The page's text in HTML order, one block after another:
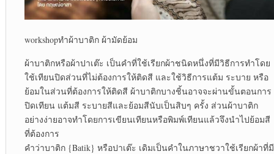
workshopทำผ้าบาติก ผ้ามัดย้อม
ผ้าบาติกหรือผ้าปาเต๊ะ เป็นคำที่ใช้เรียกผ้าชนิดหนึ่งที่มีวิธีการทำโดย
ใช้เทียนปิดส่วนที่ไม่ต้องการให้ติดสี และใช้วิธีการแต้ม ระบาย หรือ
ย้อมในส่วนที่ต้องการให้ติดสี ผ้าบาติกบางชิ้นอาจจะผ่านขั้นตอนการ
ปิดเทียน แต้มสี ระบายสีและย้อมสีนับเป็นสิบๆ ครั้ง ส่วนผ้าบาติก
อย่างง่ายอาจทำโดยการเขียนเทียนหรือพิมพ์เทียนแล้วจึงนำไปย้อมสี
ที่ต้องการ
คำว่าบาติก {Batik} หรือปาเต๊ะ เดิมเป็นคำในภาษาชวาใช้เรียกผ้าที่มี